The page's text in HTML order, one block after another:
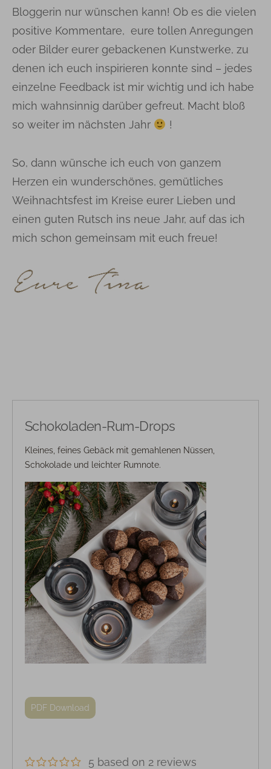
Bloggerin nur wünschen kann! Ob es die vielen
positive Kommentare, eure tollen Anregungen
oder Bilder eurer gebackenen Kunstwerke, zu
denen ich euch inspirieren konnte sind – jedes
einzelne Feedback ist mir wichtig und ich habe
mich wahnsinnig darüber gefreut. Macht bloß
so weiter im nächsten Jahr
!
So, dann wünsche ich euch von ganzem
Herzen ein wunderschönes, gemütliches
Weihnachtsfest im Kreise eurer Lieben und
einen guten Rutsch ins neue Jahr, auf das ich
mich schon gemeinsam mit euch freue!
Schokoladen-Rum-Drops
Kleines, feines Gebäck mit gemahlenen Nüssen,
Schokolade und leichter Rumnote.
PDF Download
5 based on 2 reviews